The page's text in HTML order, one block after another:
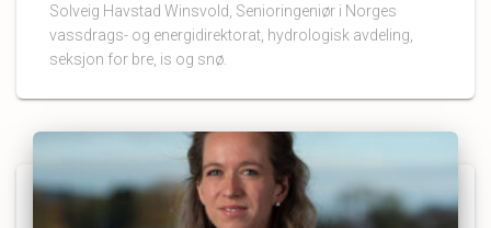
Solveig Havstad Winsvold, Senioringeniør i Norges
vassdrags- og energidirektorat, hydrologisk avdeling,
seksjon for bre, is og snø.